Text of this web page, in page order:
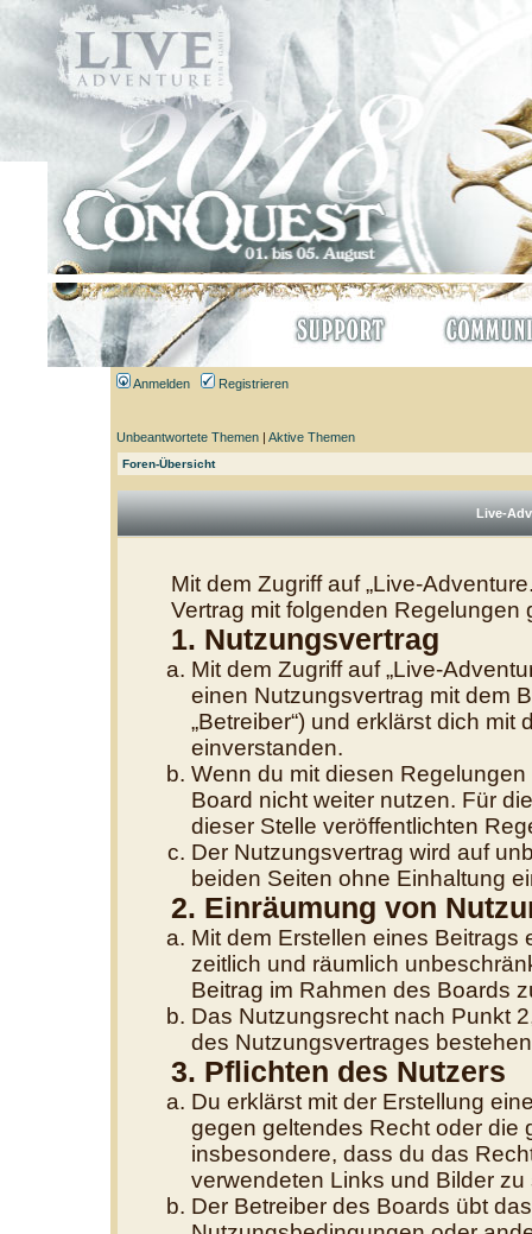
Anmelden Registrieren
Unbeantwortete Themen | Aktive Themen
Foren-Übersicht
Live-
Mit dem Zugriff auf „Live-
Vertrag mit folgenden Regelungen
1. Nutzungsvertrag
Mit dem Zugriff auf „Live-
einen Nutzungsvertrag mit dem
„Betreiber“) und erklärst dich
einverstanden.
Wenn du mit diesen
Board nicht weiter nutzen. Für
dieser Stelle veröffentlichten
Der Nutzungsvertrag wird auf
beiden Seiten ohne Einhaltung
2. Einräumung von
Mit dem Erstellen eines Beitrags
zeitlich und räumlich
Beitrag im Rahmen des Boards
Das Nutzungsrecht nach Punkt
des Nutzungsvertrages
3. Pflichten des Nutzers
Du erklärst mit der Erstellung
gegen geltendes Recht oder die
insbesondere, dass du das
verwendeten Links und Bilder
Der Betreiber des Boards übt